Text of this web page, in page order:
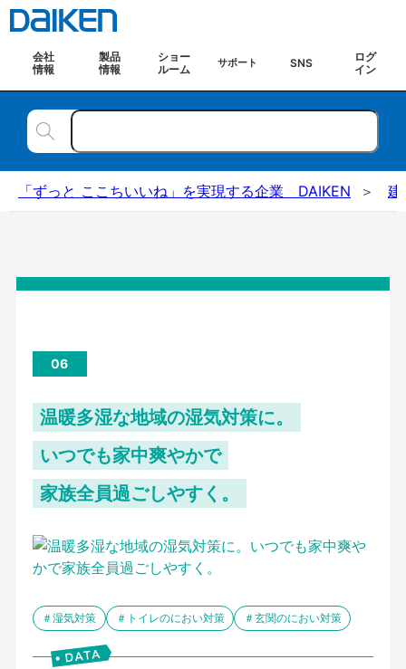
会社
情報
製品
情報
ショー
ルーム
サポート SNS
ログ
イン
「ずっと ここちいいね」を実現する企業 DAIKEN 建
06
温暖多湿な地域の湿気対策に。
いつでも家中爽やかで
家族全員過ごしやすく。
＃湿気対策 ＃トイレのにおい対策 ＃玄関のにおい対策